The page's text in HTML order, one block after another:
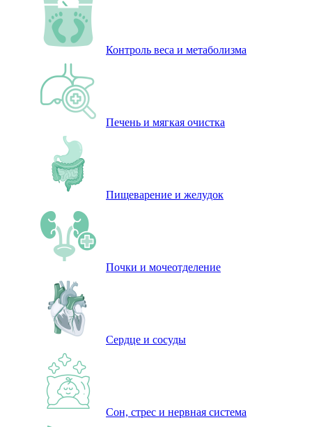
Контроль веса и метаболизма
Печень и мягкая очистка
Пищеварение и желудок
Почки и мочеотделение
Сердце и сосуды
Сон, стрес и нервная система